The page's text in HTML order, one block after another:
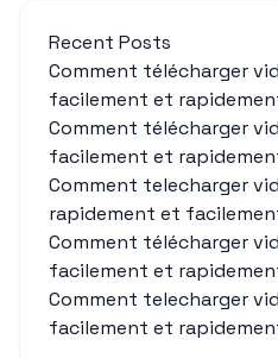
Recent Posts
Comment télécharger
facilement et
Comment télécharger
facilement et
Comment telecharger
rapidement et
Comment télécharger
facilement et
Comment telecharger
facilement et